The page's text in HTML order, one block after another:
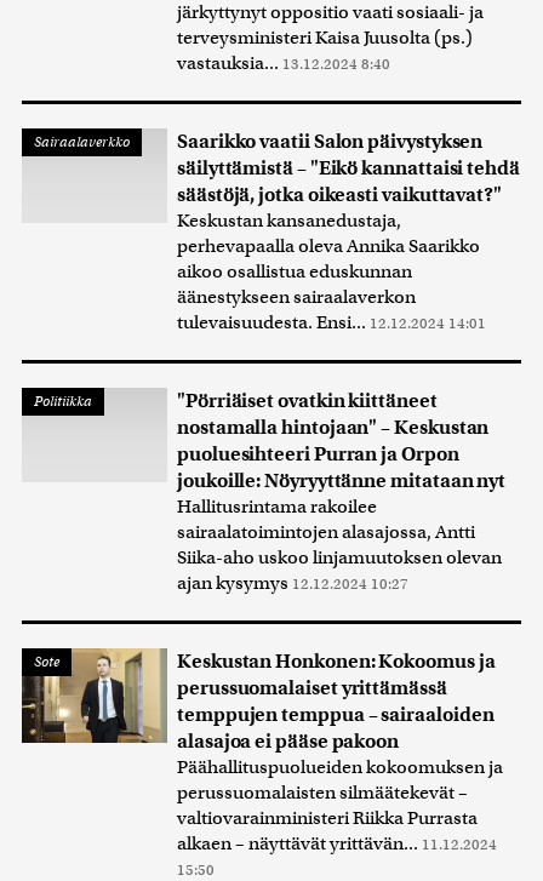
järkyttynyt oppositio vaati sosiaali- ja
terveysministeri Kaisa Juusolta (ps.)
vastauksia... 13.12.2024 8:40
Sairaalaverkko
Saarikko vaatii Salon päivystyksen
säilyttämistä – "Eikö kannattaisi tehdä
säästöjä, jotka oikeasti vaikuttavat?"
Keskustan kansanedustaja,
perhevapaalla oleva Annika Saarikko
aikoo osallistua eduskunnan
äänestykseen sairaalaverkon
tulevaisuudesta. Ensi... 12.12.2024 14:01
Politiikka
"Pörriäiset ovatkin kiittäneet
nostamalla hintojaan" – Keskustan
puoluesihteeri Purran ja Orpon
joukoille: Nöyryyttänne mitataan nyt
Hallitusrintama rakoilee
sairaalatoimintojen alasajossa, Antti
Siika-aho uskoo linjamuutoksen olevan
ajan kysymys 12.12.2024 10:27
Sote
Keskustan Honkonen: Kokoomus ja
perussuomalaiset yrittämässä
temppujen temppua – sairaaloiden
alasajoa ei pääse pakoon
Päähallituspuolueiden kokoomuksen ja
perussuomalaisten silmäätekevät –
valtiovarainministeri Riikka Purrasta
alkaen – näyttävät yrittävän... 11.12.2024
15:50